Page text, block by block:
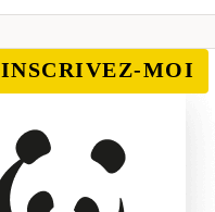
INSCRIVEZ-MOI